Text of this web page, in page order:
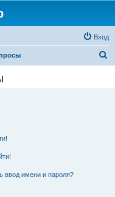
Вход
ввод имени и пароля?